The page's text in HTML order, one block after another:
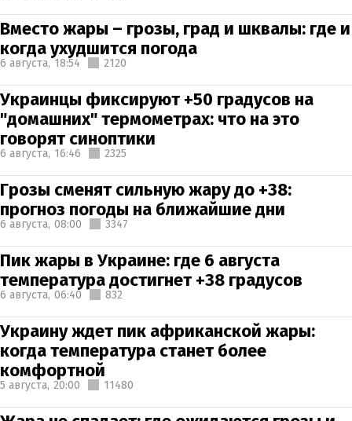
Вместо жары – грозы, град и шквалы: где и
когда ухудшится погода
6 августа, 18:54 2120
Украинцы фиксируют +50 градусов на
"домашних" термометрах: что на это
говорят синоптики
6 августа, 16:46 2325
Грозы сменят сильную жару до +38:
прогноз погоды на ближайшие дни
6 августа, 08:00 3347
Пик жары в Украине: где 6 августа
температура достигнет +38 градусов
6 августа, 06:40 832
Украину ждет пик африканской жары:
когда температура станет более
комфортной
5 августа, 20:00 11480